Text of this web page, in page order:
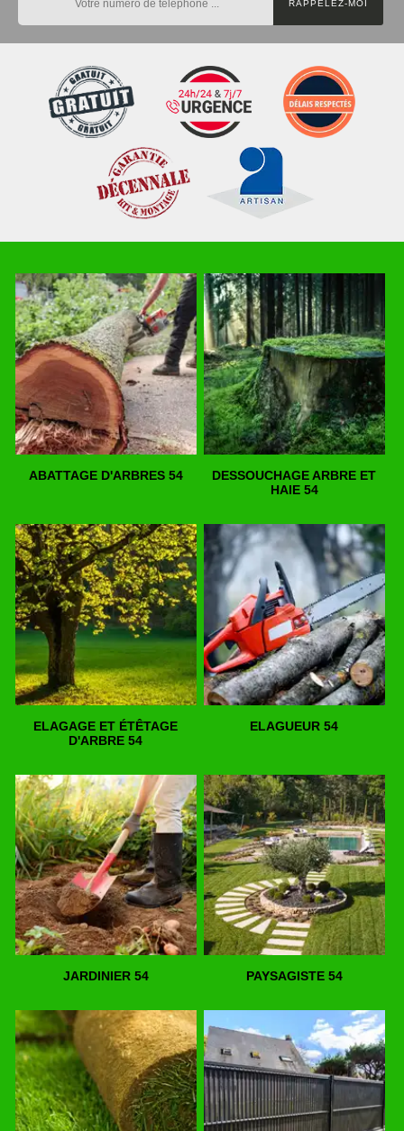
ABATTAGE D'ARBRES 54
DESSOUCHAGE ARBRE ET
HAIE 54
ELAGAGE ET ÉTÊTAGE
D'ARBRE 54
ELAGUEUR 54
JARDINIER 54 PAYSAGISTE 54